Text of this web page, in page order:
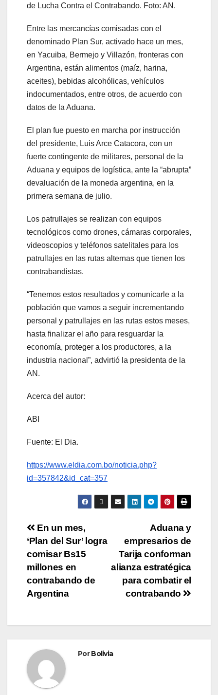
de Lucha Contra el Contrabando. Foto: AN.
Entre las mercancías comisadas con el
denominado Plan Sur, activado hace un mes,
en Yacuiba, Bermejo y Villazón, fronteras con
Argentina, están alimentos (maíz, harina,
aceites), bebidas alcohólicas, vehículos
indocumentados, entre otros, de acuerdo con
datos de la Aduana.
El plan fue puesto en marcha por instrucción
del presidente, Luis Arce Catacora, con un
fuerte contingente de militares, personal de la
Aduana y equipos de logística, ante la “abrupta”
devaluación de la moneda argentina, en la
primera semana de julio.
Los patrullajes se realizan con equipos
tecnológicos como drones, cámaras corporales,
videoscopios y teléfonos satelitales para los
patrullajes en las rutas alternas que tienen los
contrabandistas.
“Tenemos estos resultados y comunicarle a la
población que vamos a seguir incrementando
personal y patrullajes en las rutas estos meses,
hasta finalizar el año para resguardar la
economía, proteger a los productores, a la
industria nacional”, advirtió la presidenta de la
AN.
Acerca del autor:
ABI
Fuente: El Dia.
https://www.eldia.com.bo/noticia.php?
id=357842&id_cat=357
Aduana y
empresarios de
Tarija conforman
alianza estratégica
para combatir el
contrabando
En un mes,
‘Plan del Sur’ logra
comisar Bs15
millones en
contrabando de
Argentina
PorBolivia